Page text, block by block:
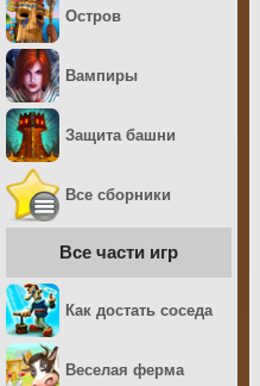
Остров
Вампиры
Защита башни
Все сборники
Все части игр
Как достать соседа
Веселая ферма